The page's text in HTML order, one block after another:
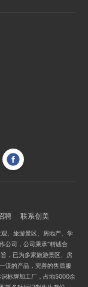
聘 联系创美
、旅游景区、房地产、学
公司，公司秉承“精诚合
，已为多家旅游景区、房
流的产品，完善的售后服
标牌加工厂，占地5000余